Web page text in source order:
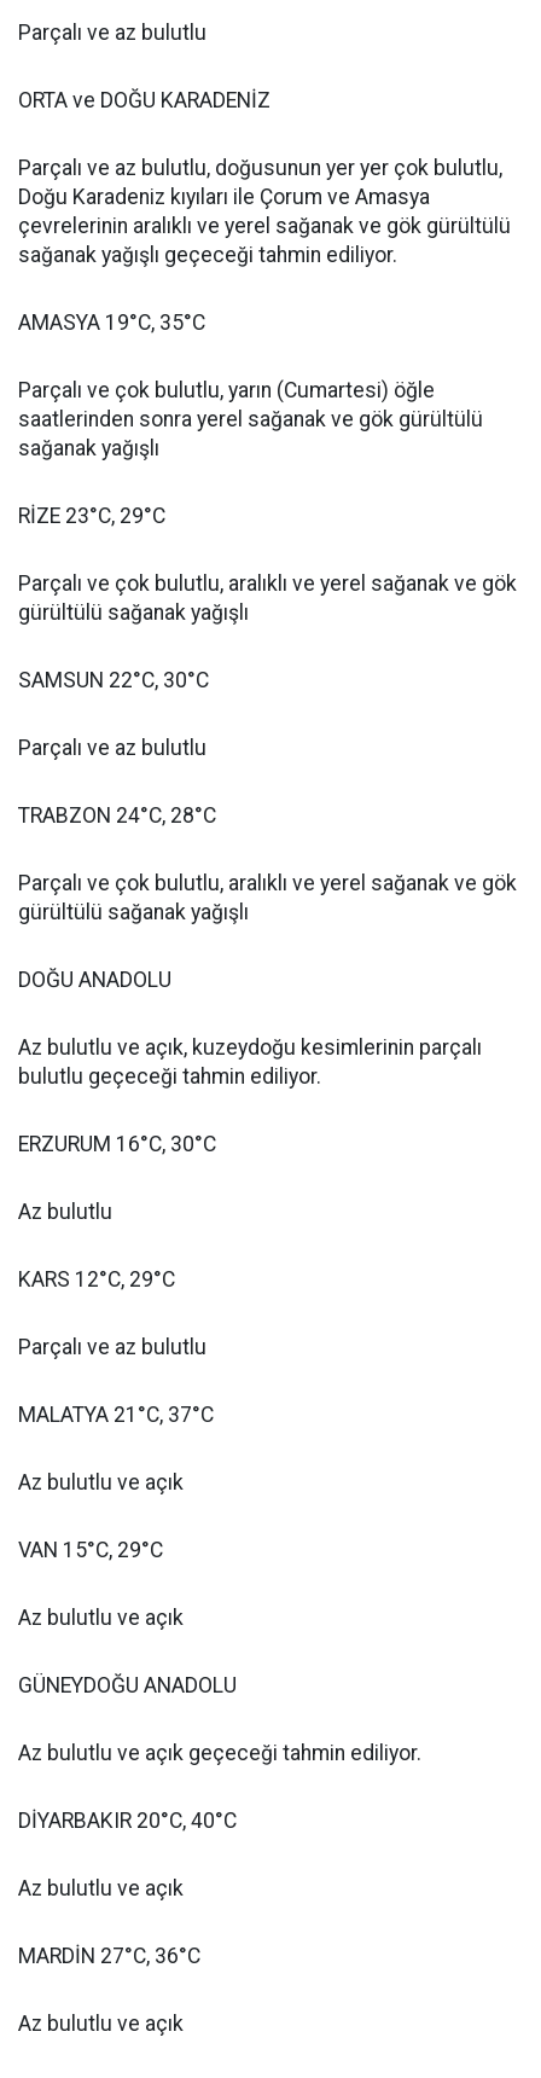
Parçalı ve az bulutlu
ORTA ve DOĞU KARADENİZ
Parçalı ve az bulutlu, doğusunun yer yer çok bulutlu,
Doğu Karadeniz kıyıları ile Çorum ve Amasya
çevrelerinin aralıklı ve yerel sağanak ve gök gürültülü
sağanak yağışlı geçeceği tahmin ediliyor.
AMASYA 19°C, 35°C
Parçalı ve çok bulutlu, yarın (Cumartesi) öğle
saatlerinden sonra yerel sağanak ve gök gürültülü
sağanak yağışlı
RİZE 23°C, 29°C
Parçalı ve çok bulutlu, aralıklı ve yerel sağanak ve gök
gürültülü sağanak yağışlı
SAMSUN 22°C, 30°C
Parçalı ve az bulutlu
TRABZON 24°C, 28°C
Parçalı ve çok bulutlu, aralıklı ve yerel sağanak ve gök
gürültülü sağanak yağışlı
DOĞU ANADOLU
Az bulutlu ve açık, kuzeydoğu kesimlerinin parçalı
bulutlu geçeceği tahmin ediliyor.
ERZURUM 16°C, 30°C
Az bulutlu
KARS 12°C, 29°C
Parçalı ve az bulutlu
MALATYA 21°C, 37°C
Az bulutlu ve açık
VAN 15°C, 29°C
Az bulutlu ve açık
GÜNEYDOĞU ANADOLU
Az bulutlu ve açık geçeceği tahmin ediliyor.
DİYARBAKIR 20°C, 40°C
Az bulutlu ve açık
MARDİN 27°C, 36°C
Az bulutlu ve açık